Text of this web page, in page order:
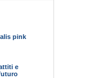
pink
e